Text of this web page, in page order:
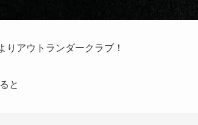
りアウトランダークラブ！
と